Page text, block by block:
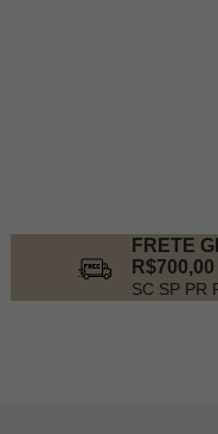
FRETE
R$700,00
SC SP PR